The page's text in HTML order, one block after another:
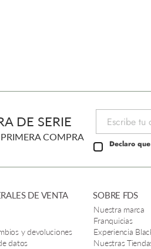
DE SERIE
COMPRA
Declaro
DE VENTA
y devoluciones
datos
SOBRE FDS
Nuestra marca
Franquicias
Experiencia
Nuestras